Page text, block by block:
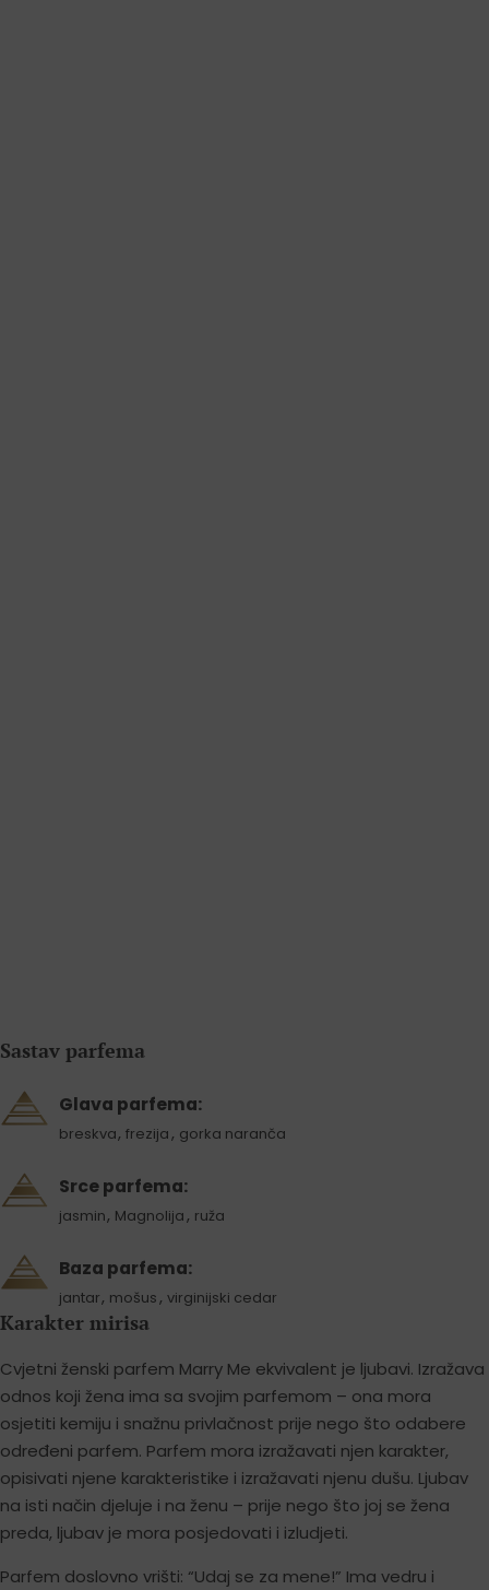
Sastav parfema
Glava parfema:
breskva, frezija , gorka naranča
Srce parfema:
jasmin, Magnolija , ruža
Baza parfema:
jantar, mošus , virginijski cedar
Karakter mirisa
Cvjetni ženski parfem Marry Me ekvivalent je ljubavi. Izražava
odnos koji žena ima sa svojim parfemom – ona mora
osjetiti kemiju i snažnu privlačnost prije nego što odabere
određeni parfem. Parfem mora izražavati njen karakter,
opisivati njene karakteristike i izražavati njenu dušu. Ljubav
na isti način djeluje i na ženu – prije nego što joj se žena
preda, ljubav je mora posjedovati i izludjeti.
Parfem doslovno vrišti: “Udaj se za mene!” Ima vedru i